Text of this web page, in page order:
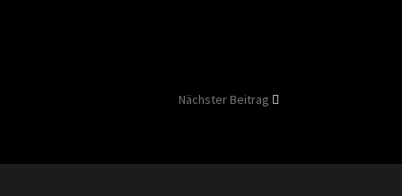
Nächster Beitrag